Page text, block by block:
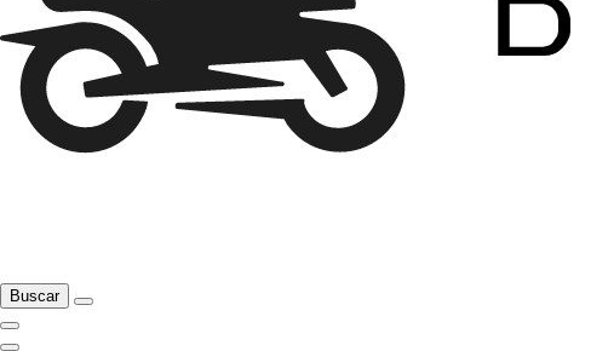
Buscar